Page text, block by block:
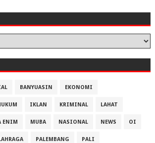
BANYUASIN EKONOMI
IKLAN KRIMINAL LAHAT
ENIM MUBA NASIONAL NEWS OI
PALEMBANG PALI